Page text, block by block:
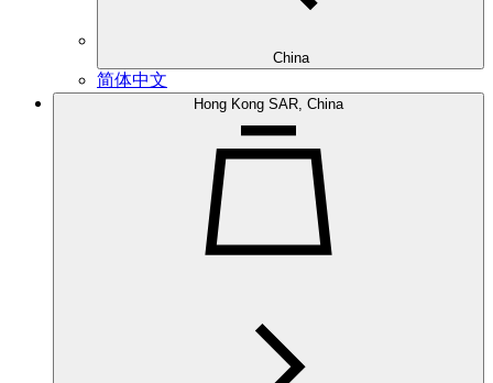
China
简体中文
Hong Kong SAR, China